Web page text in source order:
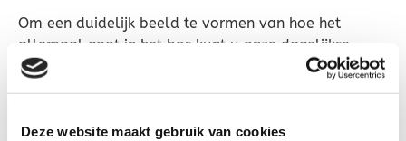
Deze website maakt gebruik van cookies
Om een duidelijk beeld te vormen van hoe het
allemaal gaat in het bos kunt u onze dagelijkse
posts van foto' s en video’s bekijken op onze
Op zoek naar een hondenuitlaatservice?